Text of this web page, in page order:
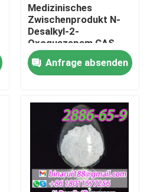
Medizinisches
Zwischenprodukt N-
Desalkyl-2-
Oxoquazepam CAS
2886-65-9
Ein ordentlicher
Form
Anfrage absenden